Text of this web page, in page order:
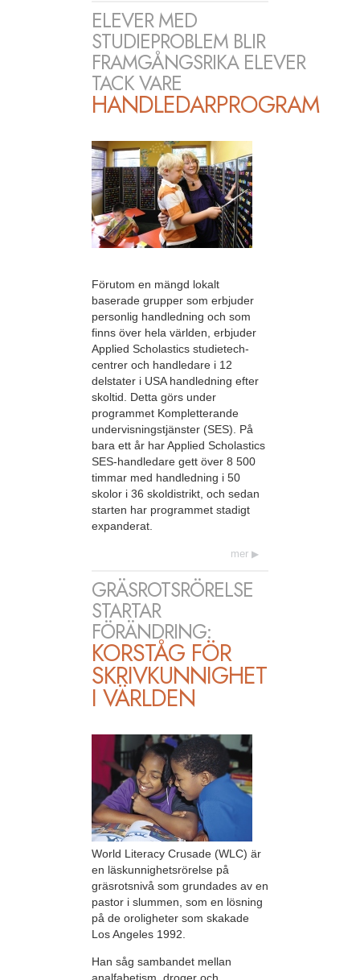
ELEVER MED
STUDIEPROBLEM BLIR
FRAMGÅNGSRIKA ELEVER
TACK VARE
HANDLEDARPROGRAM
Förutom en mängd lokalt
baserade grupper som erbjuder
personlig handledning och som
finns över hela världen, erbjuder
Applied Scholastics studietech-
centrer och handledare i 12
delstater i USA handledning efter
skoltid. Detta görs under
programmet Kompletterande
undervisningstjänster (SES). På
bara ett år har Applied Scholastics
SES-handledare gett över 8 500
timmar med handledning i 50
skolor i 36 skoldistrikt, och sedan
starten har programmet stadigt
expanderat.
mer
GRÄSROTSRÖRELSE
STARTAR
FÖRÄNDRING:
KORSTÅG FÖR
SKRIVKUNNIGHET
I VÄRLDEN
World Literacy Crusade (WLC) är
en läskunnighetsrörelse på
gräsrotsnivå som grundades av en
pastor i slummen, som en lösning
på de oroligheter som skakade
Los Angeles 1992.
Han såg sambandet mellan